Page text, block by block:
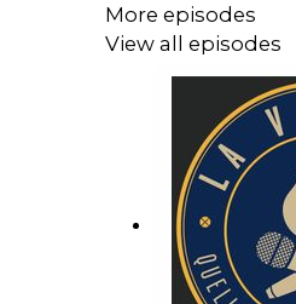
More episodes
View all episodes